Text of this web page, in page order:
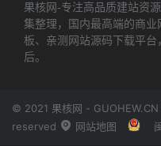
果核网-专注高品质建站资
集整理，国内最高端的商
板、亲测网站源码下载平
后。
© 2021 果核网 -
reserved
网站地图